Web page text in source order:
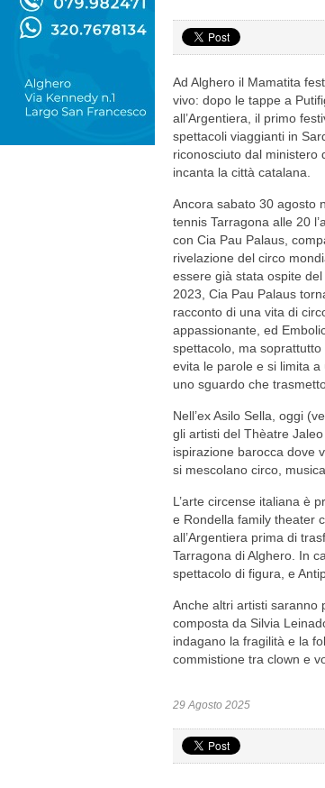
Ad Alghero il Mamatita
vivo: dopo le tappe a
all’Argentiera, il primo
spettacoli viaggianti in
riconosciuto dal ministero
incanta la città catalana.
Ancora sabato 30 agosto
tennis Tarragona alle 20
con Cia Pau Palaus,
rivelazione del circo
essere già stata ospite
2023, Cia Pau Palaus
racconto di una vita di
appassionante, ed
spettacolo, ma soprattutto
evita le parole e si limita a
uno sguardo che
Nell’ex Asilo Sella, oggi
gli artisti del Thèatre
ispirazione barocca dove
si mescolano circo,
L’arte circense italiana è
e Rondella family theater
all’Argentiera prima di
Tarragona di Alghero. In
spettacolo di figura, e
Anche altri artisti saranno
composta da Silvia
indagano la fragilità e la
commistione tra clown e
29 Agosto 2025